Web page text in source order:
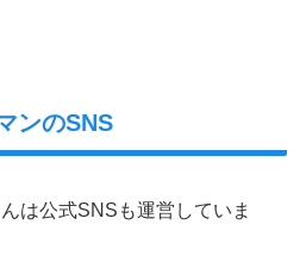
ンのSNS
は公式SNSも運営していま